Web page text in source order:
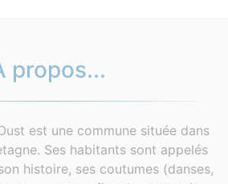
propos...
est une commune située dans
Ses habitants sont appelés
histoire, ses coutumes (danses,